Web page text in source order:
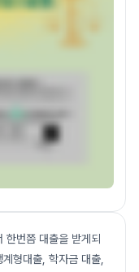
한번쯤 대출을 받게되
형대출, 학자금 대출,